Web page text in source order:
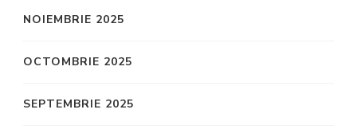
NOIEMBRIE 2025
OCTOMBRIE 2025
SEPTEMBRIE 2025